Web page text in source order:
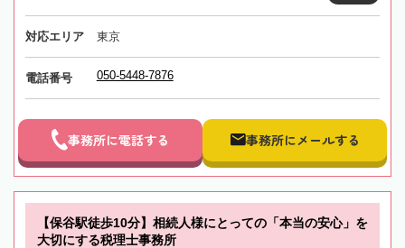
対応エリア 東京
電話番号 050-5448-7876
事務所に電話する 事務所にメールする
【保谷駅徒歩10分】相続人様にとっての「本当の安心」を
大切にする税理士事務所